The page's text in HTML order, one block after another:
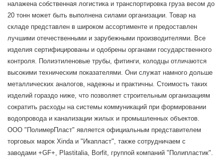
налажена собственная логистика и транспортировка груза весом до
20 тонн может быть выполнена силами организации. Товар на
складе представлен в широком ассортименте и предоставлен
лучшими отечественными и зарубежными производителями. Все
изделия сертифицированы и одобрены органами государственного
контроля. Полиэтиленовые трубы, фитинги, колодцы отличаются
высокими техническим показателями. Они служат намного дольше
металлических аналогов, надежны и практичны. Стоимость таких
изделий гораздо ниже, что позволяет строительным организациям
сократить расходы на системы коммуникаций при формировании
водопровода и канализации жилых и промышленных объектов.
ООО "ПолимерПласт" является официальным представителем
торговых марок Xinda и "Икапласт", также сотрудничаем с
заводами +GF+, Plastitalia, Borfit, группой компаний "Полипластик".